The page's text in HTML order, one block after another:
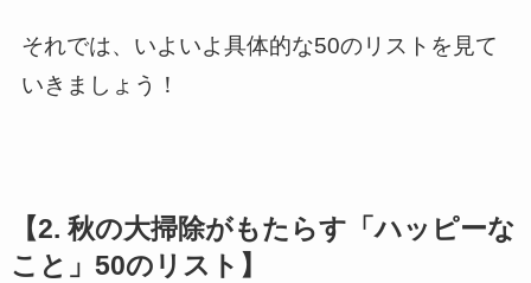
それでは、いよいよ具体的な50のリストを見て
いきましょう！
【2. 秋の大掃除がもたらす「ハッピーな
こと」50のリスト】